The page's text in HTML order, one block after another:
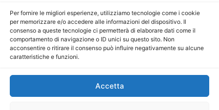
Per fornire le migliori esperienze, utilizziamo tecnologie come i cookie
per memorizzare e/o accedere alle informazioni del dispositivo. Il
consenso a queste tecnologie ci permetterà di elaborare dati come il
comportamento di navigazione o ID unici su questo sito. Non
acconsentire o ritirare il consenso può influire negativamente su alcune
caratteristiche e funzioni.
Accetta
Direttore Editoriale: Maurizio Scaglione
Direttore Responsabile: Maria Calabrese
P.IVA: 06334930820
Mercurio Comunicazione Società Cooperativa a r.l. è